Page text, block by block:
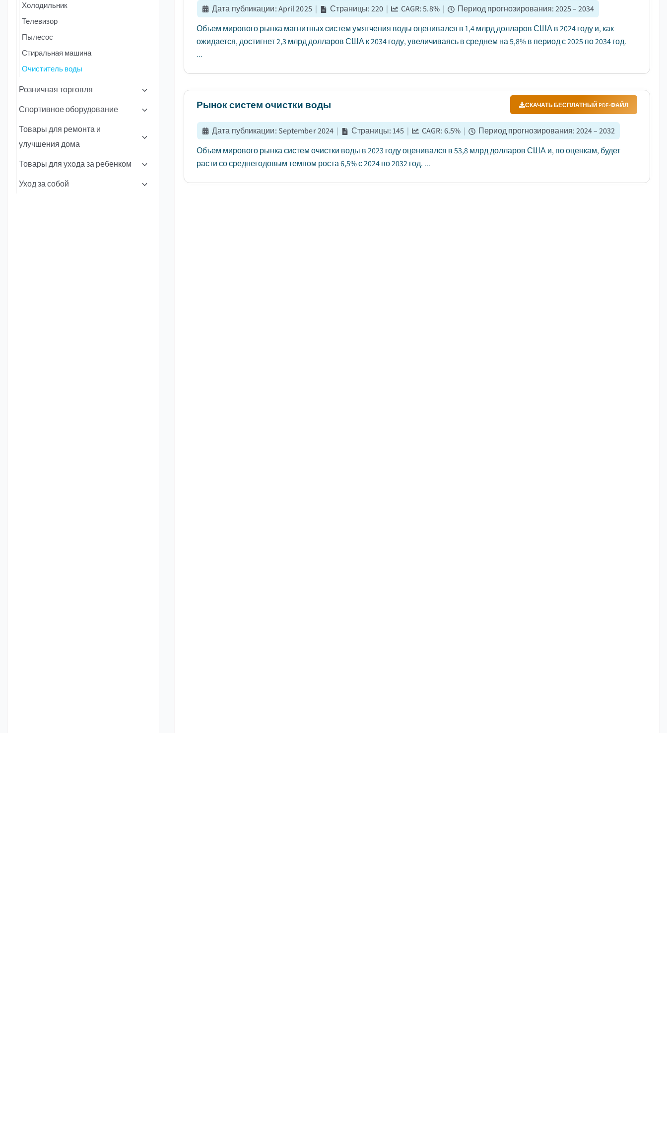
Холодильник
Телевизор
Пылесос
Стиральная машина
Очиститель воды
Розничная торговля
Спортивное оборудование
Товары для ремонта и
улучшения дома
Товары для ухода за ребенком
Уход за собой
Дата публикации:April 2025 | Страницы:220 | CAGR:5.8% | Период прогнозирования:2025 – 2034
Объем мирового рынка магнитных систем умягчения воды оценивался в 1,4 млрд долларов США в 2024 году и, как
ожидается, достигнет 2,3 млрд долларов США к 2034 году, увеличиваясь в среднем на 5,8% в период с 2025 по 2034 год.
...
Рынок систем очистки воды СКАЧАТЬ БЕСПЛАТНЫЙ PDF-ФАЙЛ
Дата публикации: September 2024 | Страницы:145 | CAGR:6.5% | Период прогнозирования:2024 – 2032
Объем мирового рынка систем очистки воды в 2023 году оценивался в 53,8 млрд долларов США и, по оценкам, будет
расти со среднегодовым темпом роста 6,5% с 2024 по 2032 год. ...